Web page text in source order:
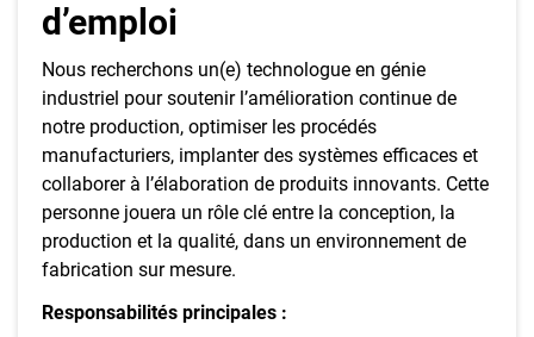
d’emploi
Nous recherchons un(e) technologue en génie
industriel pour soutenir l’amélioration continue de
notre production, optimiser les procédés
manufacturiers, implanter des systèmes efficaces et
collaborer à l’élaboration de produits innovants. Cette
personne jouera un rôle clé entre la conception, la
production et la qualité, dans un environnement de
fabrication sur mesure.
Responsabilités principales :